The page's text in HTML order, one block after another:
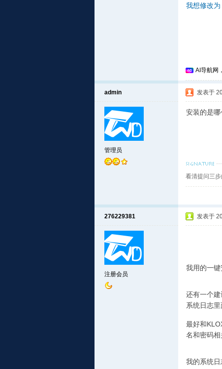
我想修改
AI导航网
admin
管理员
发表于
安装的是
看清提问三
276229381
注册会员
发表于
我用的一键
还有一个建
系统日志
最好和
名和密码相
我的系统日